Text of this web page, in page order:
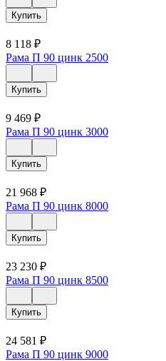
Купить
8 118 ₽
Рама П 90 цинк 2500
Купить
9 469 ₽
Рама П 90 цинк 3000
Купить
21 968 ₽
Рама П 90 цинк 8000
Купить
23 230 ₽
Рама П 90 цинк 8500
Купить
24 581 ₽
Рама П 90 цинк 9000